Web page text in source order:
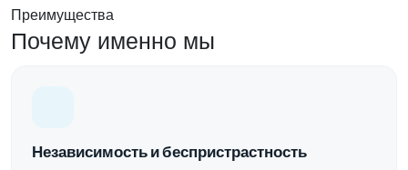
Преимущества
Почему именно мы
Независимость и беспристрастность